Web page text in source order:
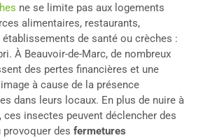
ne se limite pas aux logements
alimentaires, restaurants,
de santé ou crèches :
À Beauvoir-de-Marc, de nombreux
des pertes financières et une
à cause de la présence
dans leurs locaux. En plus de nuire à
insectes peuvent déclencher des
provoquer des fermetures